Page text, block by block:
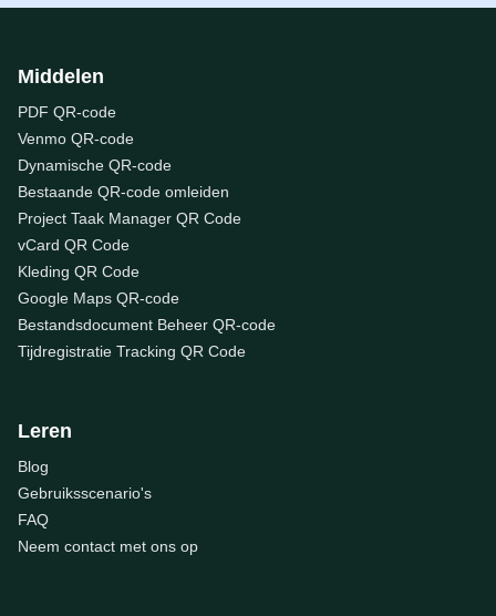
Middelen
PDF QR-code
Venmo QR-code
Dynamische QR-code
Bestaande QR-code omleiden
Project Taak Manager QR Code
vCard QR Code
Kleding QR Code
Google Maps QR-code
Bestandsdocument Beheer QR-code
Tijdregistratie Tracking QR Code
Leren
Blog
Gebruiksscenario's
FAQ
Neem contact met ons op